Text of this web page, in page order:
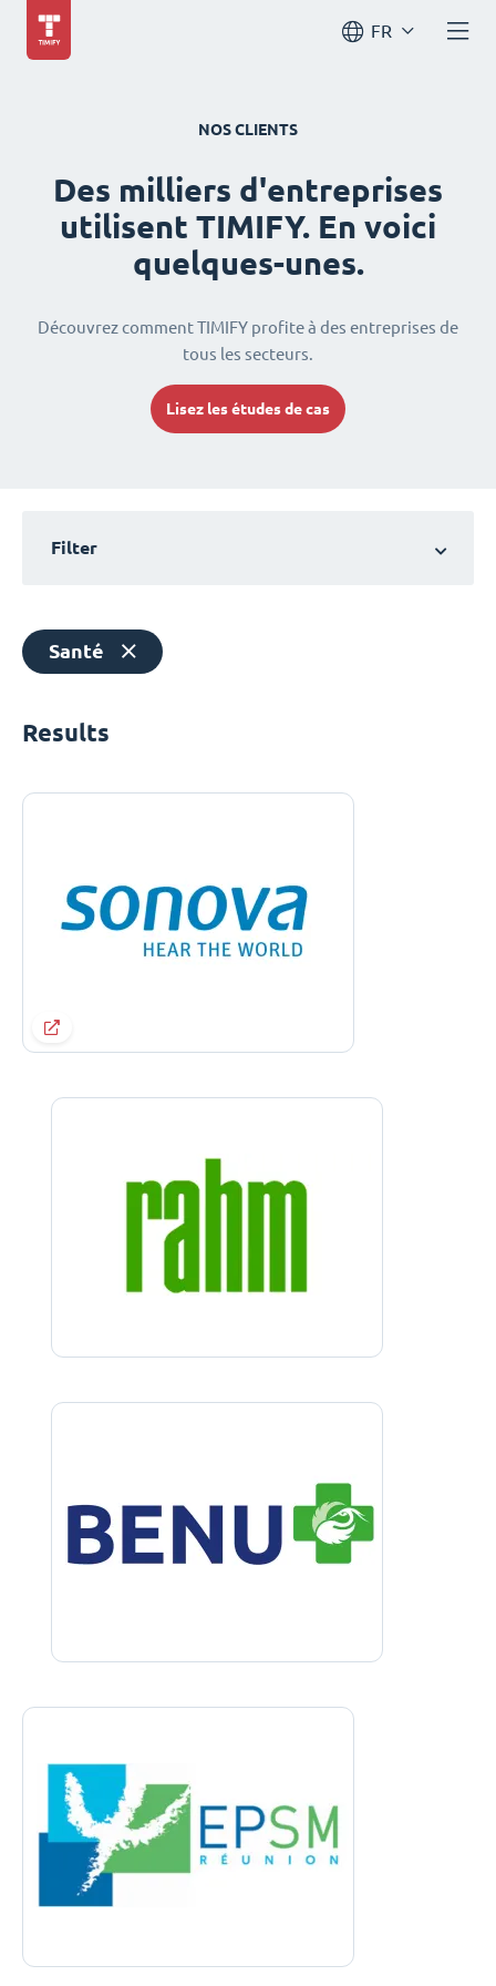
FR
NOS CLIENTS
Des milliers d'entreprises
utilisent TIMIFY. En voici
quelques-unes.
Découvrez comment TIMIFY profite à des entreprises de
tous les secteurs.
Lisez les études de cas
Filter
Santé
Results